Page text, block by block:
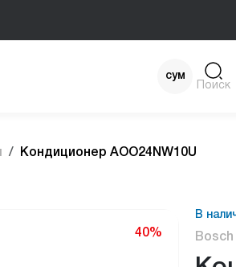
сум
Поиск
Кондиционер AOO24NW10U
40%
В
Bosch